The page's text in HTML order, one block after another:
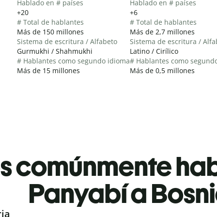
Hablado en # países
+20
# Total de hablantes
Más de 150 millones
Sistema de escritura / Alfabeto
Gurmukhi / Shahmukhi
# Hablantes como segundo idioma
Más de 15 millones
Hablado en # países
+6
# Total de hablantes
Más de 2,7 millones
Sistema de escritura /
Latino / Cirílico
# Hablantes como
Más de 0,5 millones
comúnmente
Panyabí a